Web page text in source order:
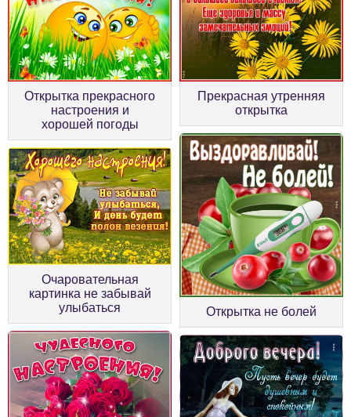
Открытка прекрасного
настроения и
хорошей погоды
Прекрасная утренняя
открытка
Очаровательная
картинка не забывай
улыбаться
Открытка не болей